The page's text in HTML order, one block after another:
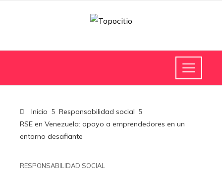
Inicio
Responsabilidad social
RSE en Venezuela: apoyo a emprendedores en un
entorno desafiante
RESPONSABILIDAD SOCIAL